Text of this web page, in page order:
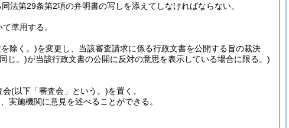
法第29条第2項の弁明書の写しを添えてしなければならない。
準用する。
除く。)を変更し、当該審査請求に係る行政文書を公開する旨の裁決
じ。)が当該行政文書の公開に反対の意思を表示している場合に限る。)
会(以下「審査会」という。)を置く。
実施機関に意見を述べることができる。